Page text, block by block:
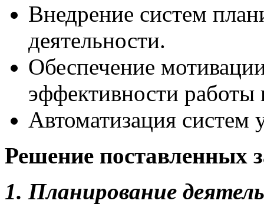
Внедрение систем
деятельности.
Обеспечение
эффективности работы
Автоматизация систем
Решение поставленных
1. Планирование